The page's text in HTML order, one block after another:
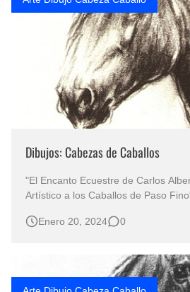
Dibujos: Cabezas de Caballos
"El Encanto Ecuestre de Carlos
Artístico a los Caballos de Paso Fino" DIBUJOS:
Caballos Dibujos en Sanguina de
Enero 20, 2024 0